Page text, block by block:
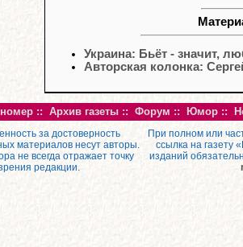
Украина: Бьёт - значит,
Авторская колонка:
:: Архив газеты :: Форум :: Юмор ::
за достоверность
материалов несут авторы.
не всегда отражает точку
редакции.
При полном или
ссылка на газету
изданий